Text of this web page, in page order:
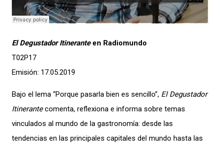
El Degustador Itineranteen Radiomundo
T02P17
Emisión: 17.05.2019
Bajo el lema “Porque pasarla bien es sencillo”, El Degustador
Itinerantecomenta, reflexiona e informa sobre temas
vinculados al mundo de la gastronomía: desde las
tendencias en las principales capitales del mundo hasta las